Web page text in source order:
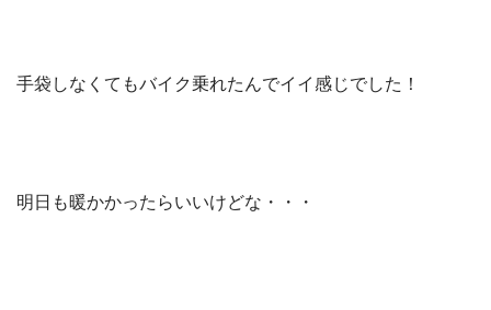
手袋しなくてもバイク乗れたんでイイ感じでした！
明日も暖かかったらいいけどな・・・